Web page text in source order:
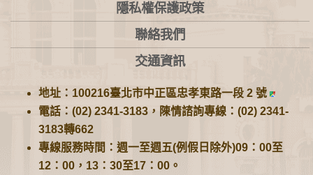
隱私權保護政策
聯絡我們
交通資訊
地址：100216臺北市中正區忠孝東路一段 2 號
電話：(02) 2341-3183，陳情諮詢專線：(02) 2341-
3183轉662
專線服務時間：週一至週五(例假日除外)09：00至
12：00，13：30至17：00。